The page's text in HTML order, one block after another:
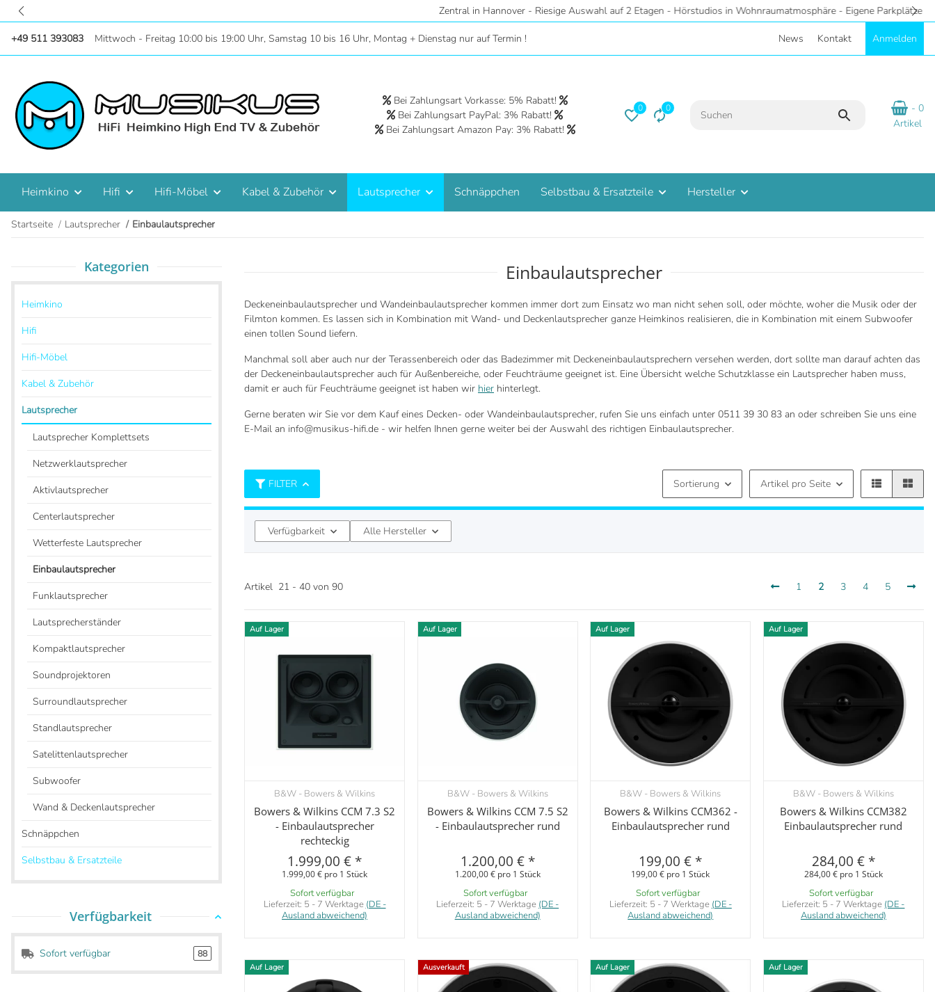
Zentral in Hannover - Riesige Auswahl auf 2 Etagen - Hörstudios in Wohnraumatmosphäre - Eigene Parkplätze
+49 511 393083 Mittwoch - Freitag 10:00 bis 19:00 Uhr, Samstag 10 bis 16 Uhr, Montag + Dienstag nur auf Termin ! News Kontakt Anmelden
Bei Zahlungsart Vorkasse: 5% Rabatt!
Bei Zahlungsart PayPal: 3% Rabatt!
Bei Zahlungsart Amazon Pay: 3% Rabatt!
0 0
- 0
Artikel
Heimkino Hifi Hifi-Möbel Kabel & Zubehör Lautsprecher Schnäppchen Selbstbau & Ersatzteile Hersteller
Startseite Lautsprecher Einbaulautsprecher
Einbaulautsprecher
Deckeneinbaulautsprecher und Wandeinbaulautsprecher kommen immer dort zum Einsatz wo man nicht sehen soll, oder möchte, woher die Musik oder der
Filmton kommen. Es lassen sich in Kombination mit Wand- und Deckenlautsprecher ganze Heimkinos realisieren, die in Kombination mit einem Subwoofer
einen tollen Sound liefern.
Manchmal soll aber auch nur der Terassenbereich oder das Badezimmer mit Deckeneinbaulautsprechern versehen werden, dort sollte man darauf achten das
der Deckeneinbaulautsprecher auch für Außenbereiche, oder Feuchträume geeignet ist. Eine Übersicht welche Schutzklasse ein Lautsprecher haben muss,
damit er auch für Feuchträume geeignet ist haben wir hier hinterlegt.
Gerne beraten wir Sie vor dem Kauf eines Decken- oder Wandeinbaulautsprecher, rufen Sie uns einfach unter 0511 39 30 83 an oder schreiben Sie uns eine
E-Mail an info@musikus-hifi.de - wir helfen Ihnen gerne weiter bei der Auswahl des richtigen Einbaulautsprecher.
FILTER Sortierung Artikel pro Seite
Verfügbarkeit Alle Hersteller
Artikel 21 - 40 von 90 1 2 3 4 5
Auf Lager
Vorschau
B&W - Bowers & Wilkins
Bowers & Wilkins CCM 7.3 S2
- Einbaulautsprecher
rechteckig
1.999,00 € *
1.999,00 € pro 1 Stück
Sofort verfügbar
Lieferzeit: 5 - 7 Werktage (DE -
Ausland abweichend)
Auf Lager
Vorschau
B&W - Bowers & Wilkins
Bowers & Wilkins CCM 7.5 S2
- Einbaulautsprecher rund
1.200,00 € *
1.200,00 € pro 1 Stück
Sofort verfügbar
Lieferzeit: 5 - 7 Werktage (DE -
Ausland abweichend)
Auf Lager
Vorschau
B&W - Bowers & Wilkins
Bowers & Wilkins CCM362 -
Einbaulautsprecher rund
199,00 € *
199,00 € pro 1 Stück
Sofort verfügbar
Lieferzeit: 5 - 7 Werktage (DE -
Ausland abweichend)
Auf Lager
Vorschau
B&W - Bowers & Wilkins
Bowers & Wilkins CCM382
Einbaulautsprecher rund
284,00 € *
284,00 € pro 1 Stück
Sofort verfügbar
Lieferzeit: 5 - 7 Werktage (DE -
Ausland abweichend)
Auf Lager Ausverkauft Auf Lager Auf Lager
Kategorien
Heimkino
Hifi
Hifi-Möbel
Kabel & Zubehör
Lautsprecher
Lautsprecher Komplettsets
Netzwerklautsprecher
Aktivlautsprecher
Centerlautsprecher
Wetterfeste Lautsprecher
Einbaulautsprecher
Funklautsprecher
Lautsprecherständer
Kompaktlautsprecher
Soundprojektoren
Surroundlautsprecher
Standlautsprecher
Satelittenlautsprecher
Subwoofer
Wand & Deckenlautsprecher
Schnäppchen
Selbstbau & Ersatzteile
Verfügbarkeit
Sofort verfügbar 88